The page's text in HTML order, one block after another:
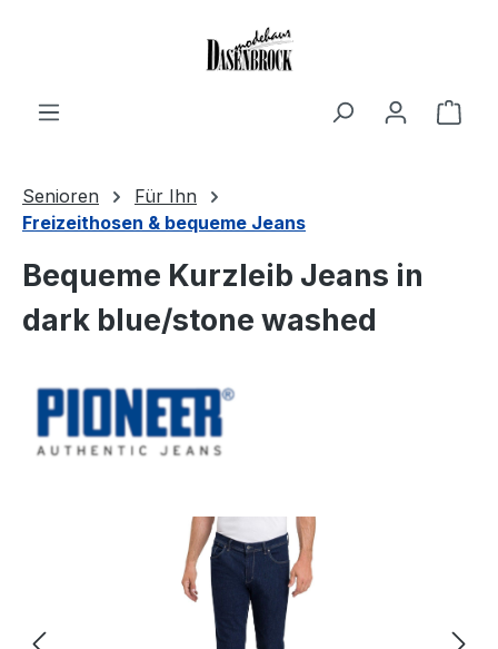
Senioren
Für Ihn
Freizeithosen & bequeme Jeans
Bequeme Kurzleib Jeans in
dark blue/stone washed
Bildergalerie überspringen